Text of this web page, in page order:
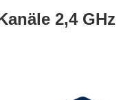
2,4 GHz